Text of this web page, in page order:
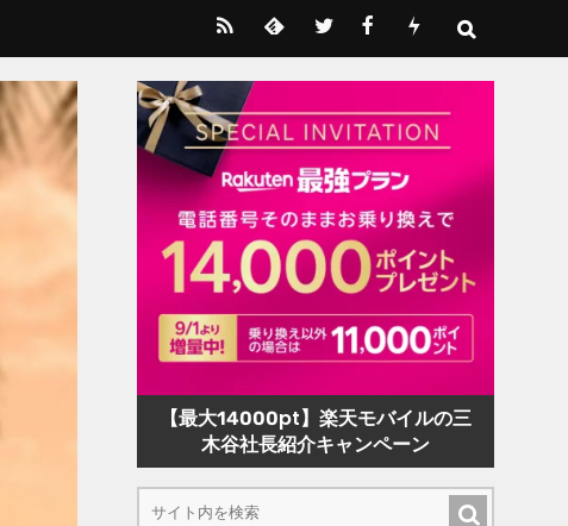
【最大14000pt】楽天モバイルの三
木谷社長紹介キャンペーン